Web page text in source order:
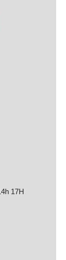
17H